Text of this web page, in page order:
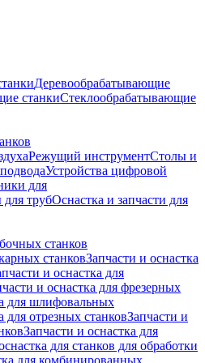
Деревообрабатывающие
станкиСтеклообрабатывающие
Режущий инструментСтолы и
Устройства цифровой
для
трубОснастка и запчасти для
станков
станковЗапчасти и оснастка
и оснастка для
и оснастка для фрезерных
для шлифовальных
для отрезных станковЗапчасти и
Запчасти и оснастка для
для станков для обработки
для комбинированных